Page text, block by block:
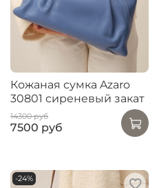
Кожаная сумка Azaro
30801 сиреневый закат
14300 руб
7500 руб
-24%